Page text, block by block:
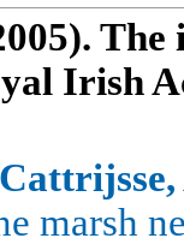
Irish
marsh